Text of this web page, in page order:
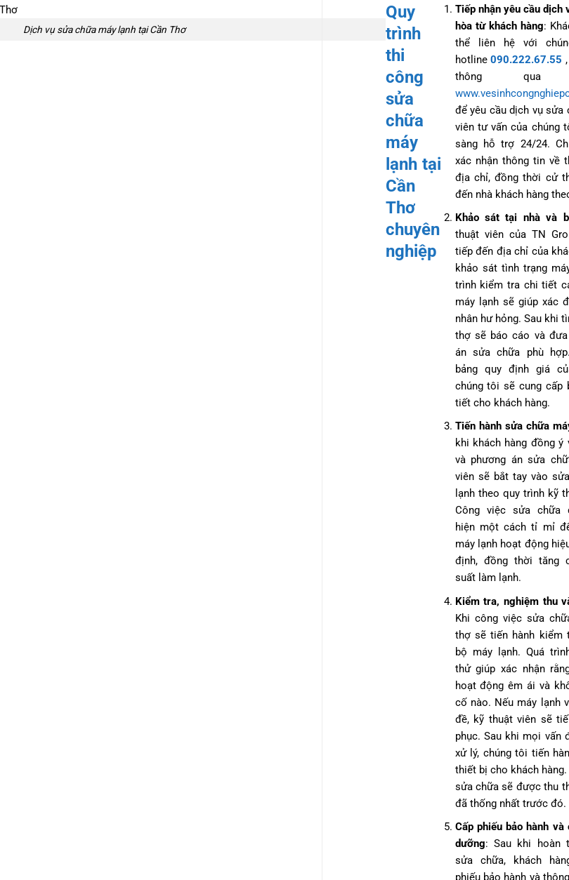
Dịch vụ sửa chữa máy lạnh tại Cần Thơ
Quy
trình
thi
công
sửa
chữa
máy
lạnh tại
Cần
Thơ
chuyên
nghiệp
Tiếp nhận yêu cầu dịch
hòa từ khách hàng:
thể liên hệ với
hotline090.222.67.55
thông qua
để yêu cầu dịch vụ sửa
viên tư vấn của chúng
sàng hỗ trợ 24/24.
xác nhận thông tin về
địa chỉ, đồng thời cử
đến nhà khách hàng
Khảo sát tại nhà và
thuật viên của TN
tiếp đến địa chỉ của
khảo sát tình trạng
trình kiểm tra chi tiết
máy lạnh sẽ giúp xác
nhân hư hỏng. Sau khi
thợ sẽ báo cáo và
án sửa chữa phù
bảng quy định giá
chúng tôi sẽ cung cấp
tiết cho khách hàng.
Tiến hành sửa chữa
khi khách hàng đồng ý
và phương án sửa
viên sẽ bắt tay vào
lạnh theo quy trình kỹ
Công việc sửa chữa
hiện một cách tỉ mỉ
máy lạnh hoạt động
định, đồng thời tăng
suất làm lạnh.
Kiểm tra, nghiệm thu
Khi công việc sửa
thợ sẽ tiến hành kiểm
bộ máy lạnh. Quá
thử giúp xác nhận
hoạt động êm ái và
cố nào. Nếu máy lạnh
đề, kỹ thuật viên sẽ
phục. Sau khi mọi vấn
xử lý, chúng tôi tiến
thiết bị cho khách
sửa chữa sẽ được thu
đã thống nhất trước đó.
Cấp phiếu bảo hành và
dưỡng: Sau khi hoàn
sửa chữa, khách
phiếu bảo hành và